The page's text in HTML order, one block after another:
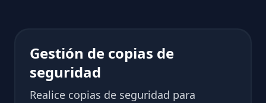
Gestión de copias de
seguridad
Realice copias de seguridad para